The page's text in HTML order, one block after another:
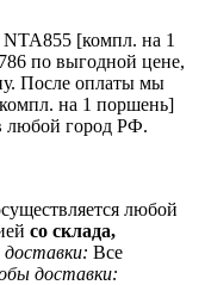
[компл. на 1
по выгодной цене,
После оплаты мы
на 1 поршень]
любой город РФ.
любой
со склада,
доставки: Все
доставки: